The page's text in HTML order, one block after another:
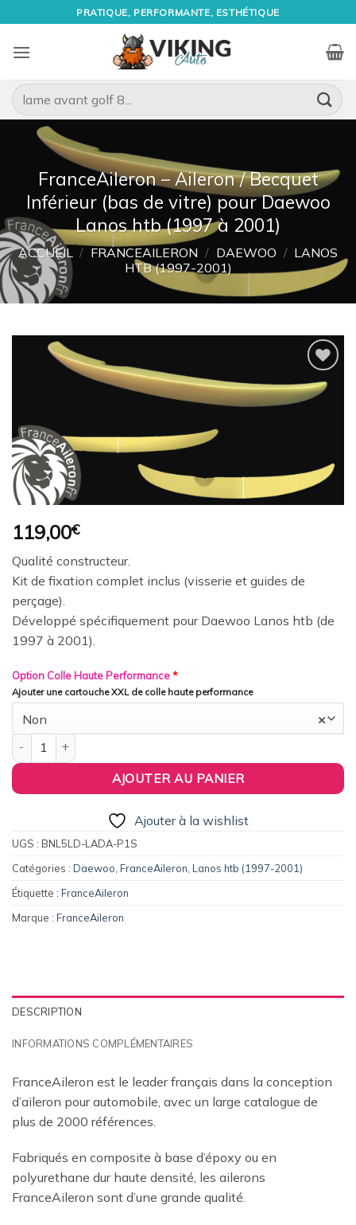
au
contenu
PRATIQUE, PERFORMANTE, ESTHÉTIQUE
Recherche
pour :
FranceAileron – Aileron / Becquet
Inférieur (bas de vitre) pour Daewoo
Lanos htb (1997 à 2001)
ACCUEIL / FRANCEAILERON / DAEWOO / LANOS
HTB (1997-2001)
Ajouter
à la
119,00€
Qualité constructeur.
Kit de fixation complet inclus (visserie et guides de
perçage).
Développé spécifiquement pour Daewoo Lanos htb (de
1997 à 2001).
Option Colle Haute Performance*
Ajouter une cartouche XXL de colle haute performance
×
Non
quantité de FranceAileron - Aileron / Becquet Inférieur (bas de
AJOUTER AU PANIER
Ajouter à la wishlist
UGS : BNL5LD-LADA-P1S
Catégories : Daewoo FranceAileron Lanos htb (1997-2001)
Étiquette : FranceAileron
Marque : FranceAileron
DESCRIPTION
INFORMATIONS COMPLÉMENTAIRES
FranceAileron est le leader français dans la conception
d’aileron pour automobile, avec un large catalogue de
plus de 2000 références.
Fabriqués en composite à base d’époxy ou en
polyurethane dur haute densité, les ailerons
FranceAileron sont d’une grande qualité.